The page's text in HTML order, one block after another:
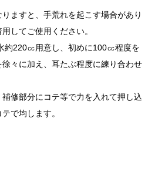
ますと、手荒れを起こす場合があり
してご使用ください。
約220㏄用意し、初めに100㏄程度を
々に加え、耳たぶ程度に練り合わせ
修部分にコテ等で力を入れて押し込
で均します。